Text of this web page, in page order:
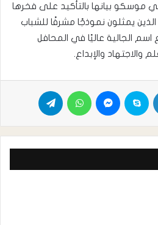
موسكو بيانها بالتأكيد على فخرها
الذين يمثلون نموذجًا مشرفًا للشباب
الجالية عاليًا في المحافل
والاجتهاد والإبداع.